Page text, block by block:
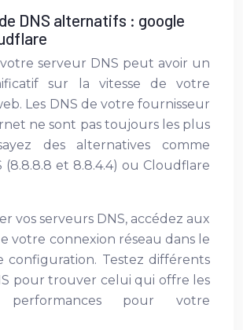
DNS alternatifs : google
serveur DNS peut avoir un
sur la vitesse de votre
Les DNS de votre fournisseur
ne sont pas toujours les plus
des alternatives comme
(8.8.8.8 et 8.8.4.4) ou Cloudflare
vos serveurs DNS, accédez aux
votre connexion réseau dans le
configuration. Testez différents
pour trouver celui qui offre les
performances pour votre